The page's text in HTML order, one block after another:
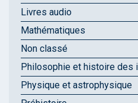
Livres audio
Mathématiques
Non classé
Philosophie et histoire des
Physique et astrophysique